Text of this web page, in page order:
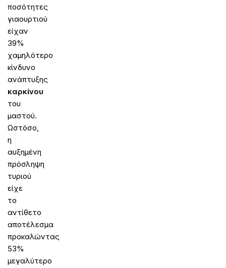
ποσότητες
γιαουρτιού
είχαν
39%
χαμηλότερο
κίνδυνο
ανάπτυξης
καρκίνου
του
μαστού.
Ωστόσο,
η
αυξημένη
πρόσληψη
τυριού
είχε
το
αντίθετο
αποτέλεσμα
προκαλώντας
53%
μεγαλύτερο